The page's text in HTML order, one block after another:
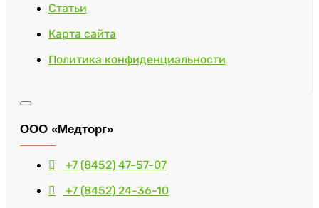
Статьи
Карта сайта
Политика конфиденциальности
ООО «Медторг»
+7 (8452) 47-57-07
+7 (8452) 24-36-10